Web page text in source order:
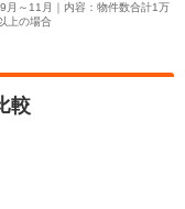
月～11月｜内容：物件数合計1万
上の場合
較